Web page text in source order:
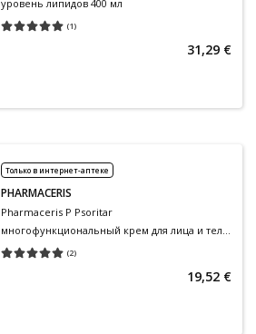
уровень липидов 400 мл
(1)
Средняя оценка 5.00
31,29 €
Только в интернет-аптеке
PHARMACERIS
Pharmaceris P Psoritar
многофункциональный крем для лица и тела
50 мл
(2)
Средняя оценка 5.00
19,52 €